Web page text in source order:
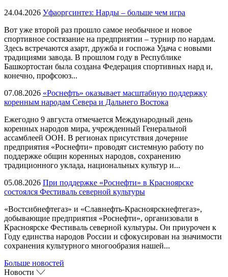
24.04.2026 Уфаоргсинтез: Нарды – больше чем игра
Вот уже второй раз прошло самое необычное и новое
спортивное состязание на предприятии – турнир по нардам.
Здесь встречаются азарт, дружба и госпожа Удача с новыми
традициями завода. В прошлом году в Республике
Башкортостан была создана Федерация спортивных нард и,
конечно, профсоюз...
07.08.2026 «Роснефть» оказывает масштабную поддержку
коренным народам Севера и Дальнего Востока
Ежегодно 9 августа отмечается Международный день
коренных народов мира, учрежденный Генеральной
ассамблеей ООН. В регионах присутствия дочерние
предприятия «Роснефти» проводят системную работу по
поддержке общин коренных народов, сохранению
традиционного уклада, национальных культур и...
05.08.2026 При поддержке «Роснефти» в Красноярске
состоялся Фестиваль северной культуры
«Востсибнефтегаз» и «Славнефть-Красноярскнефтегаз»,
добывающие предприятия «Роснефти», организовали в
Красноярске Фестиваль северной культуры. Он приурочен к
Году единства народов России и сфокусирован на значимости
сохранения культурного многообразия нашей...
Больше новостей
Новости